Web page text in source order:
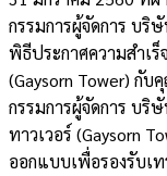
กรรมการผู้จัดการ บริ
พิธีประกาศความสำเร็
(Gaysorn Tower) กั
กรรมการผู้จัดการ บริ
ทาวเวอร์ (Gaysorn
ออกแบบเพื่อรองรับเ